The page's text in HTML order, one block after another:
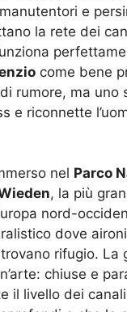
e
la rete dei
come bene
rumore, ma uno
e riconnette
nel Parco
, la più
nord-
dove
trovano rifugio. La
chiuse e
il livello dei